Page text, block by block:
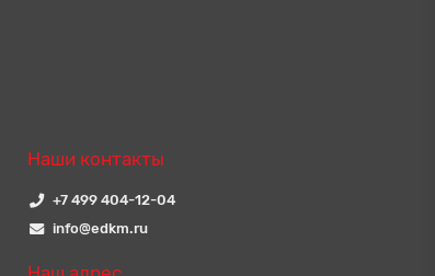
Наши контакты
+7 499 404-12-04
info@edkm.ru